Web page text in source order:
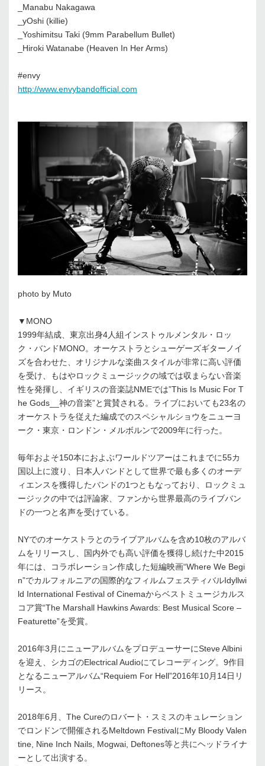
_Manabu Nakagawa
_yOshi (killie)
_Yoshimitsu Taki (9mm Parabellum Bullet)
_Hiroki Watanabe (Heaven In Her Arms)
#envy
http://www.envybandofficial.com
photo by Muto
▼MONO
1999年結成、東京出身4人組インストゥルメンタル・ロッ
ク・バンドMONO。オーケストラとシューゲーズギターノイ
ズを合わせた、オリジナルな楽曲スタイルが非常に高い評価
を受け、もはやロックミュージックの域では収まらない音楽
性を発揮し、イギリスの音楽誌NMEでは”This Is Music For T
he Gods__神の音楽”と賞賛される。ライブにおいても23名の
オーケストラを従えた編成でのスペシャルショウをニューヨ
ーク・東京・ロンドン・メルボルンで2009年に行った。
毎年およそ150本におよぶワールドツアーはこれまでに55カ
国以上に渡り、日本人バンドとして世界で最も多くのオーデ
ィエンスを獲得したバンドの1つともなっており、ロックミュ
ージックの中では評論家、ファンから世界最高のライブバン
ドの一つと名声を受けている。
NYでのオーケストラとのライブアルバムを含め10枚のアルバ
ムをリリースし、国内外でも高い評価を獲得し続けた中2015
年には、コラボレーション作成した短編映画“Where We Begi
n”でカルフォルニアの国際的なフィルムフェスティバルIdyllwi
ld International Festival of Cinemaからベストミュージカルス
コア賞“The Marshall Hawkins Awards: Best Musical Score –
Featurette”を受賞。
2016年3月にニューアルバムをプロデューサーにSteve Albini
を迎え、シカゴのElectrical Audioにてレコーディング。9作目
となるニューアルバム“Requiem For Hell”2016年10月14日リ
リース。
2018年6月、The Cureのロバート・スミスのキュレーション
でロンドンで開催されるMeltdown FestivalにMy Bloody Valen
tine, Nine Inch Nails, Mogwai, Deftones等と共にヘッドライナ
ーとして出演する。